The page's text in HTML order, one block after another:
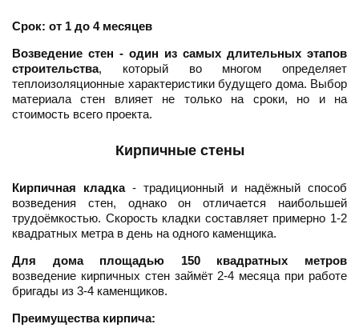
Срок: от 1 до 4 месяцев
Возведение стен - один из самых длительных этапов
строительства, который во многом определяет
теплоизоляционные характеристики будущего дома. Выбор
материала стен влияет не только на сроки, но и на
стоимость всего проекта.
Кирпичные стены
Кирпичная кладка- традиционный и надёжный способ
возведения стен, однако он отличается наибольшей
трудоёмкостью. Скорость кладки составляет примерно 1-2
квадратных метра в день на одного каменщика.
Для дома площадью 150 квадратных метров
возведение кирпичных стен займёт 2-4 месяца при работе
бригады из 3-4 каменщиков.
Преимущества кирпича: